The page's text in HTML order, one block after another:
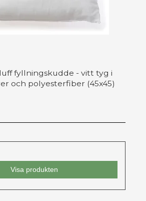
fyllningskudde - vitt tyg i
och polyesterfiber (45x45)
Visa produkten